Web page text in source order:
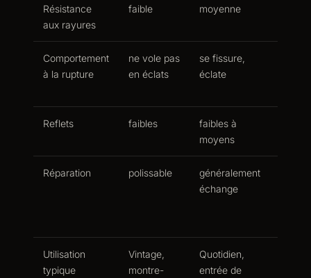
Résistance
aux rayures
faible moyenne
Comportement
à la rupture
ne vole pas
en éclats
se fissure,
éclate
Reflets faibles
faibles à
moyens
Réparation polissable
généralement
échange
Utilisation
typique
Vintage,
montre-
Quotidien,
entrée de